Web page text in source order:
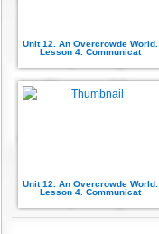
Unit 12. An Overcrowde World.
Lesson 4. Communicat
Unit 12. An Overcrowde World.
Lesson 4. Communicat